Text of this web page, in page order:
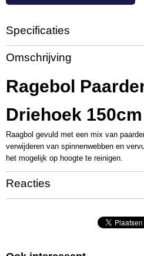
Specificaties
Productcode
BE9016
Omschrijving
Ragebol
Driehoek 150cm
Raagbol gevuld met een mix van
verwijderen van spinnenwebben en
het mogelijk op hoogte te reinigen.
Reacties